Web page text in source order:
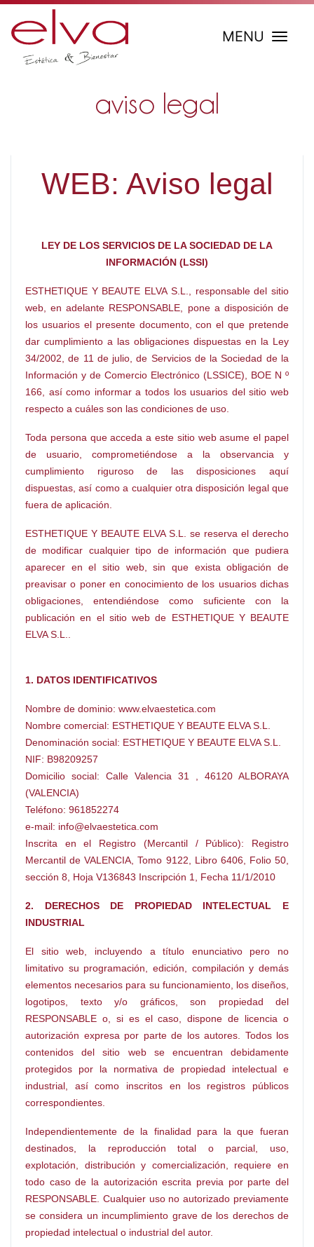
MENU
aviso legal
WEB: Aviso legal
LEY DE LOS SERVICIOS DE LA SOCIEDAD DE LA
INFORMACIÓN (LSSI)
ESTHETIQUE Y BEAUTE ELVA S.L., responsable del sitio
web, en adelante RESPONSABLE, pone a disposición de
los usuarios el presente documento, con el que pretende
dar cumplimiento a las obligaciones dispuestas en la Ley
34/2002, de 11 de julio, de Servicios de la Sociedad de la
Información y de Comercio Electrónico (LSSICE), BOE N º
166, así como informar a todos los usuarios del sitio web
respecto a cuáles son las condiciones de uso.
Toda persona que acceda a este sitio web asume el papel
de usuario, comprometiéndose a la observancia y
cumplimiento riguroso de las disposiciones aquí
dispuestas, así como a cualquier otra disposición legal que
fuera de aplicación.
ESTHETIQUE Y BEAUTE ELVA S.L. se reserva el derecho
de modificar cualquier tipo de información que pudiera
aparecer en el sitio web, sin que exista obligación de
preavisar o poner en conocimiento de los usuarios dichas
obligaciones, entendiéndose como suficiente con la
publicación en el sitio web de ESTHETIQUE Y BEAUTE
ELVA S.L..
1. DATOS IDENTIFICATIVOS
Nombre de dominio: www.elvaestetica.com
Nombre comercial: ESTHETIQUE Y BEAUTE ELVA S.L.
Denominación social: ESTHETIQUE Y BEAUTE ELVA S.L.
NIF: B98209257
Domicilio social: Calle Valencia 31 , 46120 ALBORAYA
(VALENCIA)
Teléfono: 961852274
e-mail: info@elvaestetica.com
Inscrita en el Registro (Mercantil / Público): Registro
Mercantil de VALENCIA, Tomo 9122, Libro 6406, Folio 50,
sección 8, Hoja V136843 Inscripción 1, Fecha 11/1/2010
2. DERECHOS DE PROPIEDAD INTELECTUAL E
INDUSTRIAL
El sitio web, incluyendo a título enunciativo pero no
limitativo su programación, edición, compilación y demás
elementos necesarios para su funcionamiento, los diseños,
logotipos, texto y/o gráficos, son propiedad del
RESPONSABLE o, si es el caso, dispone de licencia o
autorización expresa por parte de los autores. Todos los
contenidos del sitio web se encuentran debidamente
protegidos por la normativa de propiedad intelectual e
industrial, así como inscritos en los registros públicos
correspondientes.
Independientemente de la finalidad para la que fueran
destinados, la reproducción total o parcial, uso,
explotación, distribución y comercialización, requiere en
todo caso de la autorización escrita previa por parte del
RESPONSABLE. Cualquier uso no autorizado previamente
se considera un incumplimiento grave de los derechos de
propiedad intelectual o industrial del autor.